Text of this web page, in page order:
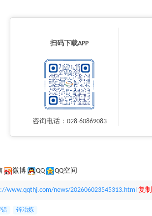
扫码下载APP
咨询电话：028-60869083
微博 QQ QQ空间
www.qqthj.com/news/202606023545313.html 复
锌冶炼